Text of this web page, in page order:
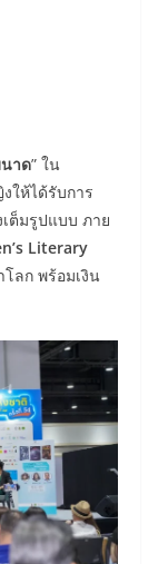
าด” ใน
ให้ได้รับการ
ต็มรูปแบบ ภาย
Literary
ลก พร้อมเงิน